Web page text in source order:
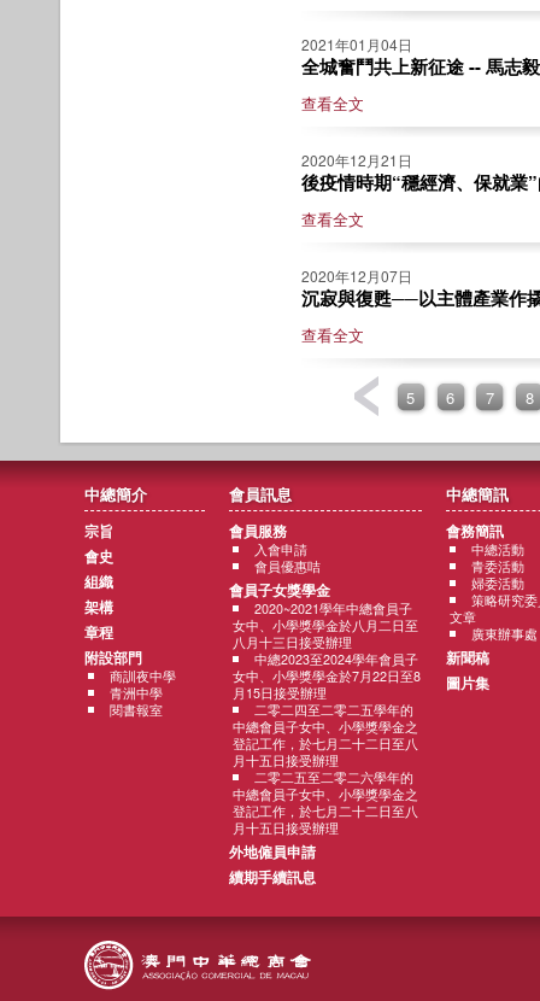
2021年01月04日
全城奮鬥共上新征途 -- 馬志毅
查看全文
2020年12月21日
後疫情時期“穩經濟、保就業
查看全文
2020年12月07日
沉寂與復甦──以主體產業作
查看全文
5 6 7 8
中總簡介
宗旨
會史
組織
架構
章程
附設部門
商訓夜中學
青洲中學
閱書報室
會員訊息
會員服務
入會申請
會員優惠咭
會員子女獎學金
2020~2021學年中總會員子
女中、小學獎學金於八月二日至
八月十三日接受辦理
中總2023至2024學年會員子
女中、小學獎學金於7月22日至8
月15日接受辦理
二零二四至二零二五學年的
中總會員子女中、小學獎學金之
登記工作，於七月二十二日至八
月十五日接受辦理
二零二五至二零二六學年的
中總會員子女中、小學獎學金之
登記工作，於七月二十二日至八
月十五日接受辦理
外地僱員申請
續期手續訊息
中總簡訊
會務簡訊
中總活動
青委活動
婦委活動
策略研究
文章
廣東辦事處
新聞稿
圖片集